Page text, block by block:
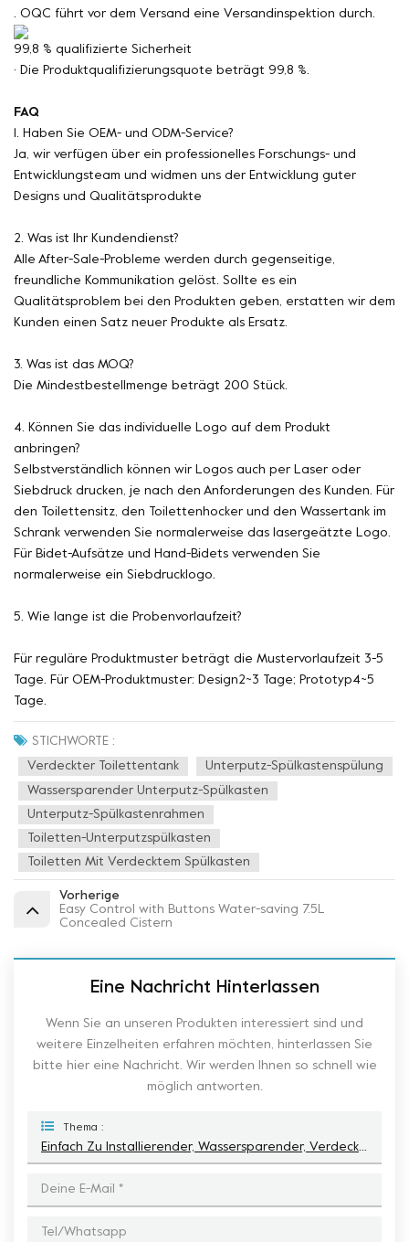
. OQC führt vor dem Versand eine Versandinspektion durch.
99,8 % qualifizierte Sicherheit
· Die Produktqualifizierungsquote beträgt 99,8 %.
FAQ
1. Haben Sie OEM- und ODM-Service?
Ja, wir verfügen über ein professionelles Forschungs- und
Entwicklungsteam und widmen uns der Entwicklung guter
Designs und Qualitätsprodukte
2. Was ist Ihr Kundendienst?
Alle After-Sale-Probleme werden durch gegenseitige,
freundliche Kommunikation gelöst. Sollte es ein
Qualitätsproblem bei den Produkten geben, erstatten wir dem
Kunden einen Satz neuer Produkte als Ersatz.
3. Was ist das MOQ?
Die Mindestbestellmenge beträgt 200 Stück.
4. Können Sie das individuelle Logo auf dem Produkt
anbringen?
Selbstverständlich können wir Logos auch per Laser oder
Siebdruck drucken, je nach den Anforderungen des Kunden. Für
den Toilettensitz, den Toilettenhocker und den Wassertank im
Schrank verwenden Sie normalerweise das lasergeätzte Logo.
Für Bidet-Aufsätze und Hand-Bidets verwenden Sie
normalerweise ein Siebdrucklogo.
5. Wie lange ist die Probenvorlaufzeit?
Für reguläre Produktmuster beträgt die Mustervorlaufzeit 3-5
Tage. Für OEM-Produktmuster: Design2~3 Tage; Prototyp4~5
Tage.
STICHWORTE :
Verdeckter Toilettentank Unterputz-Spülkastenspülung
Wassersparender Unterputz-Spülkasten
Unterputz-Spülkastenrahmen
Toiletten-Unterputzspülkasten
Toiletten Mit Verdecktem Spülkasten
Vorherige
Easy Control with Buttons Water-saving 7.5L
Concealed Cistern
Eine Nachricht Hinterlassen
Wenn Sie an unseren Produkten interessiert sind und
weitere Einzelheiten erfahren möchten, hinterlassen Sie
bitte hier eine Nachricht. Wir werden Ihnen so schnell wie
möglich antworten.
Thema :
Einfach Zu Installierender, Wassersparender, Verdeckter 7,5-Liter-Spülkasten